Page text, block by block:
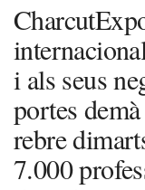
i als seus
portes
rebre
7.000